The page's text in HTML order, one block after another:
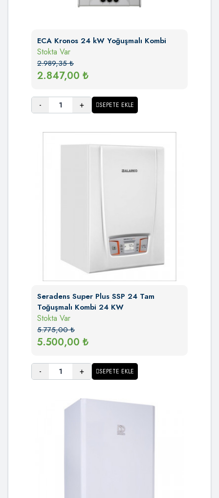
ECA Kronos 24 kW Yoğuşmalı Kombi
Stokta Var
2.989,35₺
2.847,00 ₺
- + SEPETE EKLE
Seradens Super Plus SSP 24 Tam
Toğuşmalı Kombi 24 KW
Stokta Var
5.775,00₺
5.500,00 ₺
- + SEPETE EKLE